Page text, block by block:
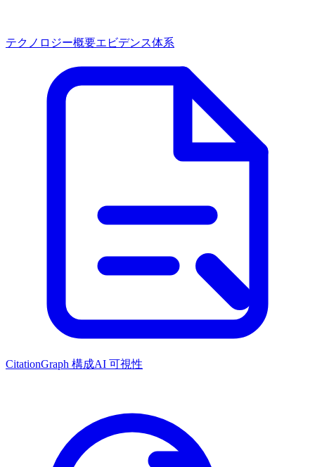
テクノロジー概要エビデンス体系
CitationGraph 構成AI 可視性